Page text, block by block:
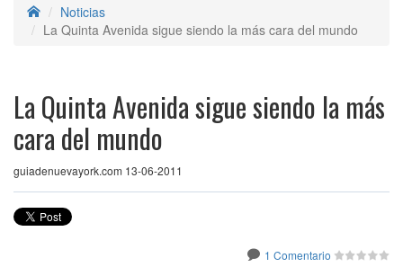
Noticias
La Quinta Avenida sigue siendo la más cara del mundo
La Quinta Avenida sigue siendo la más
cara del mundo
guiadenuevayork.com 13-06-2011
1 Comentario